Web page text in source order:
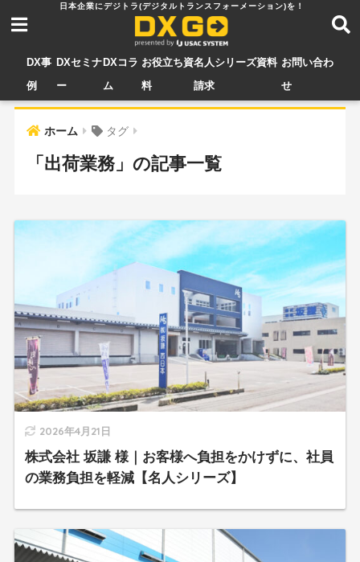
DX事
例
DXセミナ
ー
DXコラ
ム
お役立ち資
料
名人シリーズ資料
請求
お問い合わ
せ
ホーム タグ
「出荷業務」の記事一覧
2026年4月21日
株式会社 坂謙 様｜お客様へ負担をかけずに、社員
の業務負担を軽減【名人シリーズ】